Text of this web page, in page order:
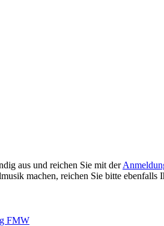
aus und reichen Sie mit der
machen, reichen Sie bitte ebenfalls
FMW